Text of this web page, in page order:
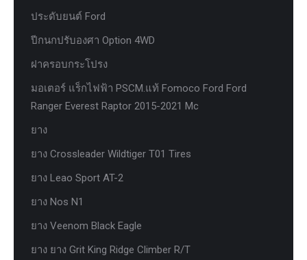
ประดับยนต์ Ford
ปีกนกปรับองศา Option 4WD
ฝาครอบกระโปรง
มอเตอร์ แร็กไฟฟ้า PSCM.แท้ Fomoco Ford Ford
Ranger Everest Raptor 2015-2021 Mc
ยาง
ยาง Crossleader Wildtiger T01 Tires
ยาง Leao Sport AT-2
ยาง Nos N1
ยาง Veenom Black Eagle
ยาง ยาง Grit King Ridge Climber R/T